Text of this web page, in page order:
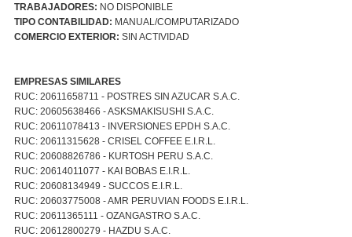
TRABAJADORES: NO DISPONIBLE
TIPO CONTABILIDAD: MANUAL/COMPUTARIZADO
COMERCIO EXTERIOR: SIN ACTIVIDAD
EMPRESAS SIMILARES
RUC: 20611658711 - POSTRES SIN AZUCAR S.A.C.
RUC: 20605638466 - ASKSMAKISUSHI S.A.C.
RUC: 20611078413 - INVERSIONES EPDH S.A.C.
RUC: 20611315628 - CRISEL COFFEE E.I.R.L.
RUC: 20608826786 - KURTOSH PERU S.A.C.
RUC: 20614011077 - KAI BOBAS E.I.R.L.
RUC: 20608134949 - SUCCOS E.I.R.L.
RUC: 20603775008 - AMR PERUVIAN FOODS E.I.R.L.
RUC: 20611365111 - OZANGASTRO S.A.C.
RUC: 20612800279 - HAZDU S.A.C.